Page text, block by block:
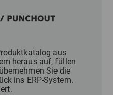
aus
heraus auf, füllen
Sie die
ins ERP-System.